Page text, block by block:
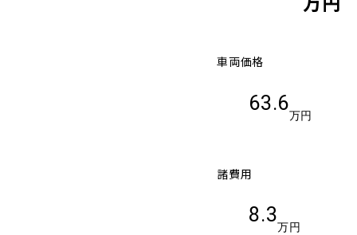
車両価格
63.6
万円
諸費用
8.3
万円